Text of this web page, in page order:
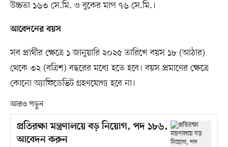
উচ্চতা ১৬৩ সে.মি. ও বুকের মাপ ৭৬ সে.মি.।
আবেদনের বয়স
সব প্রার্থীর ক্ষেত্রে ১ জানুয়ারি ২০২৫ তারিখে বয়স ১৮ (আঠার)
থেকে ৩২ (বত্রিশ) বছরের মধ্যে হতে হবে। বয়স প্রমাণের ক্ষেত্রে
কোনো অ্যাফিডেভিট গ্রহণযোগ্য হবে না।
আরও পড়ুন
প্রতিরক্ষা মন্ত্রণালয়ে বড় নিয়োগ, পদ ১৮৬,
আবেদন করুন